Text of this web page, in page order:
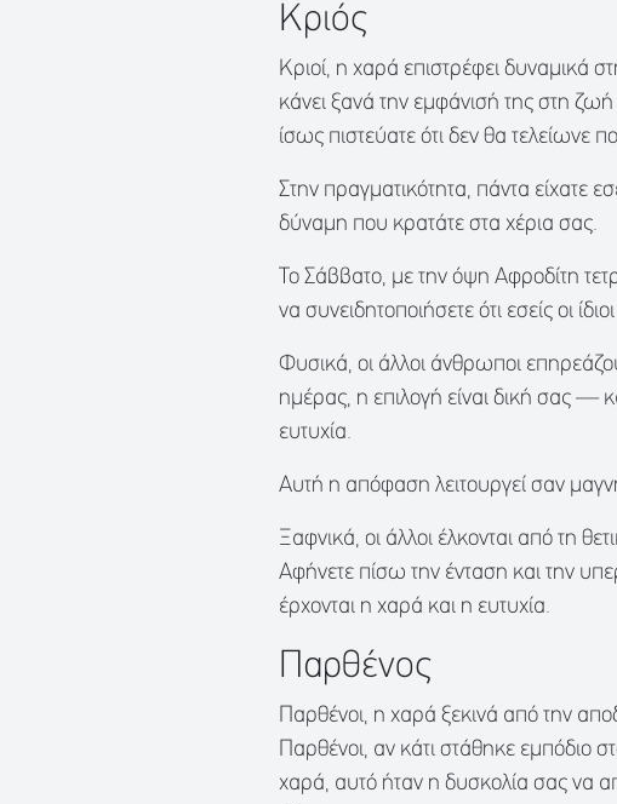
Κριός
Κριοί, η χαρά επιστρέφει δυναμικά
κάνει ξανά την εμφάνισή της στη
ίσως πιστεύατε ότι δεν θα τελείωνε
Στην πραγματικότητα, πάντα είχατε
δύναμη που κρατάτε στα χέρια σας.
Το Σάββατο, με την όψη Αφροδίτη
να συνειδητοποιήσετε ότι εσείς οι
Φυσικά, οι άλλοι άνθρωποι
ημέρας, η επιλογή είναι δική σας —
ευτυχία.
Αυτή η απόφαση λειτουργεί σαν
Ξαφνικά, οι άλλοι έλκονται από τη
Αφήνετε πίσω την ένταση και την
έρχονται η χαρά και η ευτυχία.
Παρθένος
Παρθένοι, η χαρά ξεκινά από την
Παρθένοι, αν κάτι στάθηκε εμπόδιο
χαρά, αυτό ήταν η δυσκολία σας να